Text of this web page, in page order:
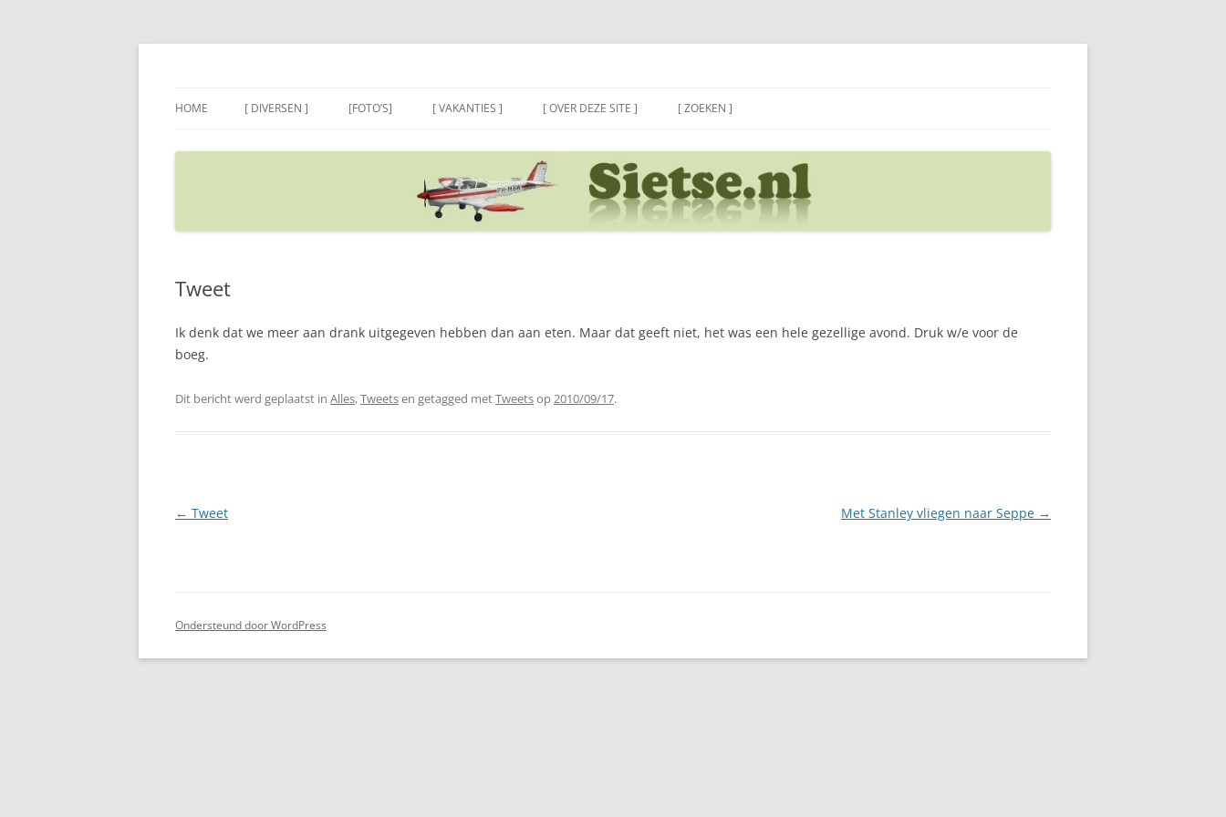
Ga
HOME [ DIVERSEN ] [FOTO’S] [ VAKANTIES ] [ OVER DEZE SITE ] [ ZOEKEN ]
Tweet
Ik denk dat we meer aan drank uitgegeven hebben dan aan eten. Maar dat geeft niet, het was een hele gezellige avond. Druk w/e voor de
boeg.
Dit bericht werd geplaatst in Alles,Tweetsen getagged metTweetsop2010/09/17.
Berichtnavigatie
← Tweet Met Stanley vliegen naar Seppe →
Ondersteund door WordPress